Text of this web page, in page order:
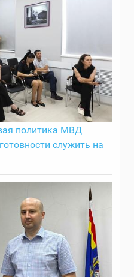
политика МВД
служить на